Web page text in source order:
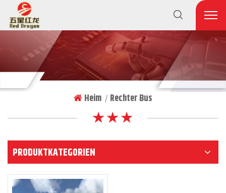
Heim | Rechter Bus
★ ★ ★
PRODUKTKATEGORIEN